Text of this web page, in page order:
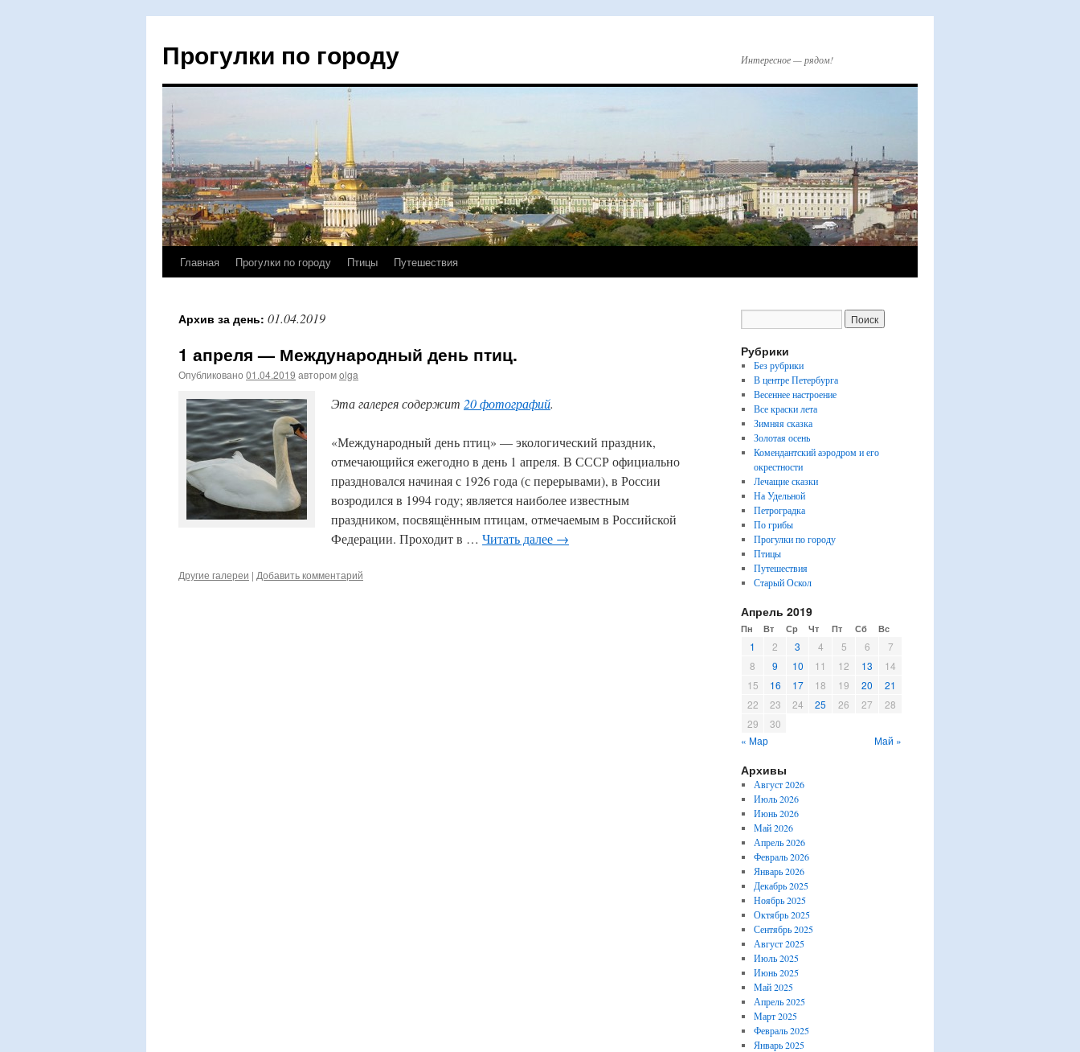
Прогулки по городу Интересное — рядом!
Перейти
содержимому
Главная Прогулки по городу Птицы Путешествия
Архив за день: 01.04.2019
1 апреля — Международный день птиц.
Опубликовано 01.04.2019 авторомolga
Эта галерея содержит 20 фотографий.
«Международный день птиц» — экологический праздник,
отмечающийся ежегодно в день 1 апреля. В СССР официально
праздновался начиная с 1926 года (с перерывами), в России
возродился в 1994 году; является наиболее известным
праздником, посвящённым птицам, отмечаемым в Российской
Федерации. Проходит в … Читать далее →
Другие галереи | Добавить комментарий
Рубрики
Без рубрики
В центре Петербурга
Весеннее настроение
Все краски лета
Зимняя сказка
Золотая осень
Комендантский аэродром и его
окрестности
Лечащие сказки
На Удельной
Петроградка
По грибы
Прогулки по городу
Птицы
Путешествия
Старый Оскол
Апрель 2019
Пн Вт Ср Чт Пт Сб Вс
« Мар Май »
1 2 3 4 5 6
7
8
9 10 11 12 13
14
15
16 17 18 19 20
21
22
23 24 25 26 27
28
29
30
Архивы
Август 2026
Июль 2026
Июнь 2026
Май 2026
Апрель 2026
Февраль 2026
Январь 2026
Декабрь 2025
Ноябрь 2025
Октябрь 2025
Сентябрь 2025
Август 2025
Июль 2025
Июнь 2025
Май 2025
Апрель 2025
Март 2025
Февраль 2025
Январь 2025